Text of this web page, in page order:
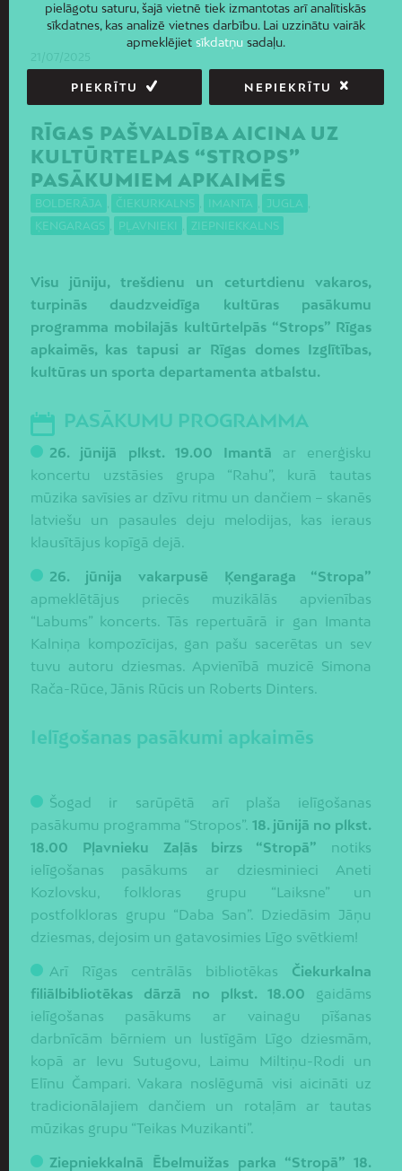
RĪGAS PAŠVALDĪBA AICINA UZ
KULTŪRTELPAS “STROPS”
PASĀKUMIEM APKAIMĒS
BOLDERĀJA ČIEKURKALNS IMANTA JUGLA
ĶENGARAGS
PĻAVNIEKI ZIEPNIEKKALNS
Visu jūniju, trešdienu un ceturtdienu vakaros,
turpinās daudzveidīga kultūras pasākumu
programma mobilajās kultūrtelpās “Strops” Rīgas
apkaimēs, kas tapusi ar Rīgas domes Izglītības,
kultūras un sporta departamenta atbalstu.
PASĀKUMU PROGRAMMA
26. jūnijā plkst. 19.00 Imantā ar enerģisku
koncertu uzstāsies grupa “Rahu”, kurā tautas
mūzika savīsies ar dzīvu ritmu un dančiem – skanēs
latviešu un pasaules deju melodijas, kas ieraus
klausītājus kopīgā dejā.
26. jūnija vakarpusē Ķengaraga “Stropa”
apmeklētājus priecēs muzikālās apvienības
“Labums” koncerts. Tās repertuārā ir gan Imanta
Kalniņa kompozīcijas, gan pašu sacerētas un sev
tuvu autoru dziesmas. Apvienībā muzicē Simona
Rača-Rūce, Jānis Rūcis un Roberts Dinters.
Ielīgošanas pasākumi apkaimēs
Šogad ir sarūpētā arī plaša ielīgošanas
pasākumu programma “Stropos”. 18. jūnijā no plkst.
18.00 Pļavnieku Zaļās birzs “Stropā” notiks
ielīgošanas pasākums ar dziesminieci Aneti
Kozlovsku, folkloras grupu “Laiksne” un
postfolkloras grupu “Daba San”. Dziedāsim Jāņu
dziesmas, dejosim un gatavosimies Līgo svētkiem!
Arī Rīgas centrālās bibliotēkas Čiekurkalna
filiālbibliotēkas dārzā no plkst. 18.00 gaidāms
ielīgošanas pasākums ar vainagu pīšanas
darbnīcām bērniem un lustīgām Līgo dziesmām,
kopā ar Ievu Sutugovu, Laimu Miltiņu-Rodi un
Elīnu Čampari. Vakara noslēgumā visi aicināti uz
tradicionālajiem dančiem un rotaļām ar tautas
mūzikas grupu “Teikas Muzikanti”.
Ziepniekkalnā Ēbelmuižas parka “Stropā” 18.
pielāgotu saturu, šajā vietnē tiek izmantotas arī analītiskās
sīkdatnes, kas analizē vietnes darbību. Lai uzzinātu vairāk
apmeklējiet sīkdatņusadaļu.
PIEKRĪTU NEPIEKRĪTU